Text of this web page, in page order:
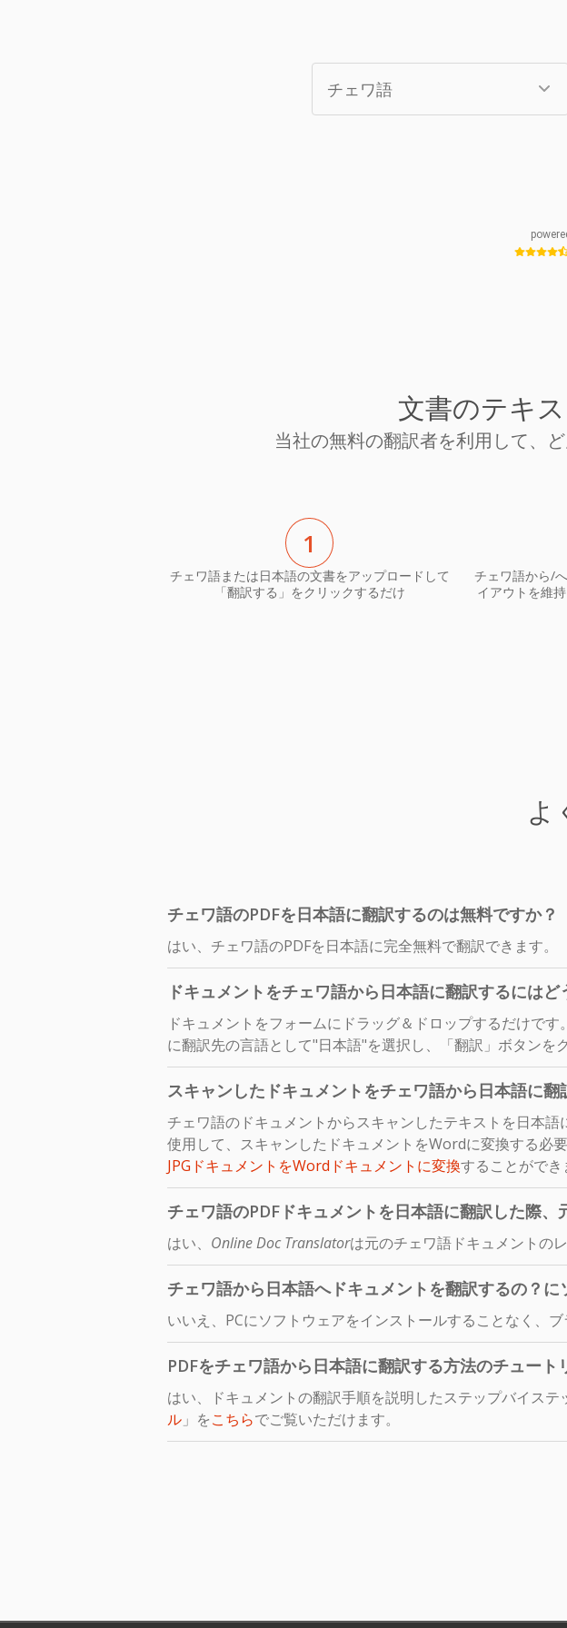
文書のテキ
当社の無料の翻訳者を利用して、
1
チェワ語または日本語の文書をアップロードして
「翻訳する」をクリックするだけ
チェワ語から/
イアウトを維
よ
チェワ語のPDFを日本語に翻訳するのは無料ですか？
はい、チェワ語のPDFを日本語に完全無料で翻訳できます。
ドキュメントをチェワ語から日本語に翻訳するにはど
ドキュメントをフォームにドラッグ＆ドロップするだけで
に翻訳先の言語として"日本語"を選択し、「翻訳」ボタンを
スキャンしたドキュメントをチェワ語から日本語に
チェワ語のドキュメントからスキャンしたテキストを日本
使用して、スキャンしたドキュメントをWordに変換する必
JPGドキュメントをWordドキュメントに変換することができ
チェワ語のPDFドキュメントを日本語に翻訳した際、
はい、 Online Doc Translatorは元のチェワ語ドキュメントの
チェワ語から日本語へドキュメントを翻訳するの？
いいえ、PCにソフトウェアをインストールすることなく、
PDFをチェワ語から日本語に翻訳する方法のチュート
はい、ドキュメントの翻訳手順を説明したステップバイステ
ル 」をこちらでご覧いただけます。